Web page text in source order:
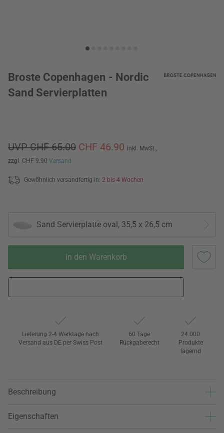
Broste Copenhagen - Nordic
Sand Servierplatten
UVP CHF 65.00 CHF 46.90 inkl. MwSt.,
zzgl. CHF 9.90 Versand
Gewöhnlich versandfertig in: 2 bis 4 Wochen
Sand Servierplatte oval, 35,5 x 26,5 cm
In den Warenkorb
Lieferung 2-4 Werktage nach
Versand aus DE per Swiss Post
60 Tage
Rückgaberecht
24.000
Produkte
lagernd
Beschreibung
Eigenschaften